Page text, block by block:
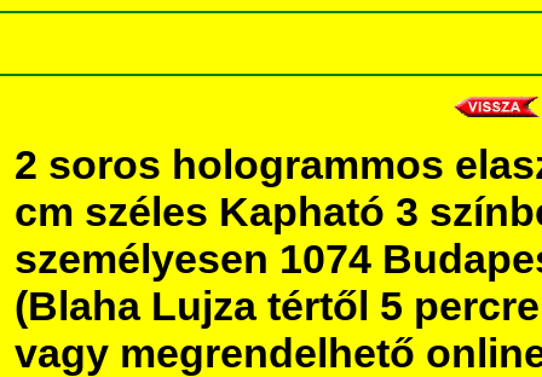
2 soros hologrammos
cm széles Kapható 3
személyesen 1074
(Blaha Lujza tértől 5
vagy megrendelhető